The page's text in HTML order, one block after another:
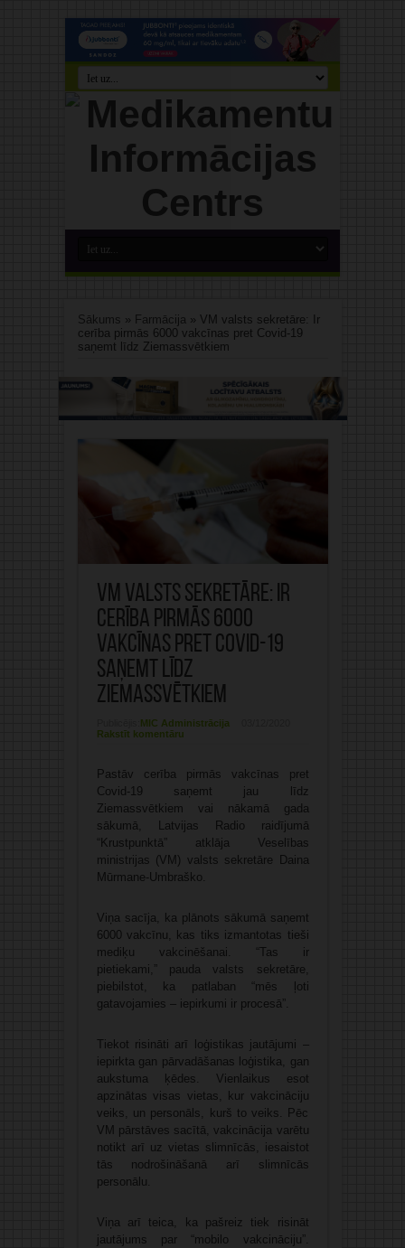
Sākums » Farmācija» VM valsts sekretāre: Ir
cerība pirmās 6000 vakcīnas pret Covid-19
saņemt līdz Ziemassvētkiem
VM valsts sekretāre: Ir
cerība pirmās 6000
vakcīnas pret Covid-19
saņemt līdz
Ziemassvētkiem
MIC Administrācija
Rakstīt komentāru
Pastāv cerība pirmās vakcīnas pret
Covid-19 saņemt jau līdz
Ziemassvētkiem vai nākamā gada
sākumā, Latvijas Radio raidījumā
“Krustpunktā” atklāja Veselības
ministrijas (VM) valsts sekretāre Daina
Mūrmane-Umbraško.
Viņa sacīja, ka plānots sākumā saņemt
6000 vakcīnu, kas tiks izmantotas tieši
mediķu vakcinēšanai. “Tas ir
pietiekami,” pauda valsts sekretāre,
piebilstot, ka patlaban “mēs ļoti
gatavojamies – iepirkumi ir procesā”.
Tiekot risināti arī loģistikas jautājumi –
iepirkta gan pārvadāšanas loģistika, gan
aukstuma ķēdes. Vienlaikus esot
apzinātas visas vietas, kur vakcināciju
veiks, un personāls, kurš to veiks. Pēc
VM pārstāves sacītā, vakcinācija varētu
notikt arī uz vietas slimnīcās, iesaistot
tās nodrošināšanā arī slimnīcās
personālu.
Viņa arī teica, ka pašreiz tiek risināt
jautājums par “mobilo vakcināciju”.